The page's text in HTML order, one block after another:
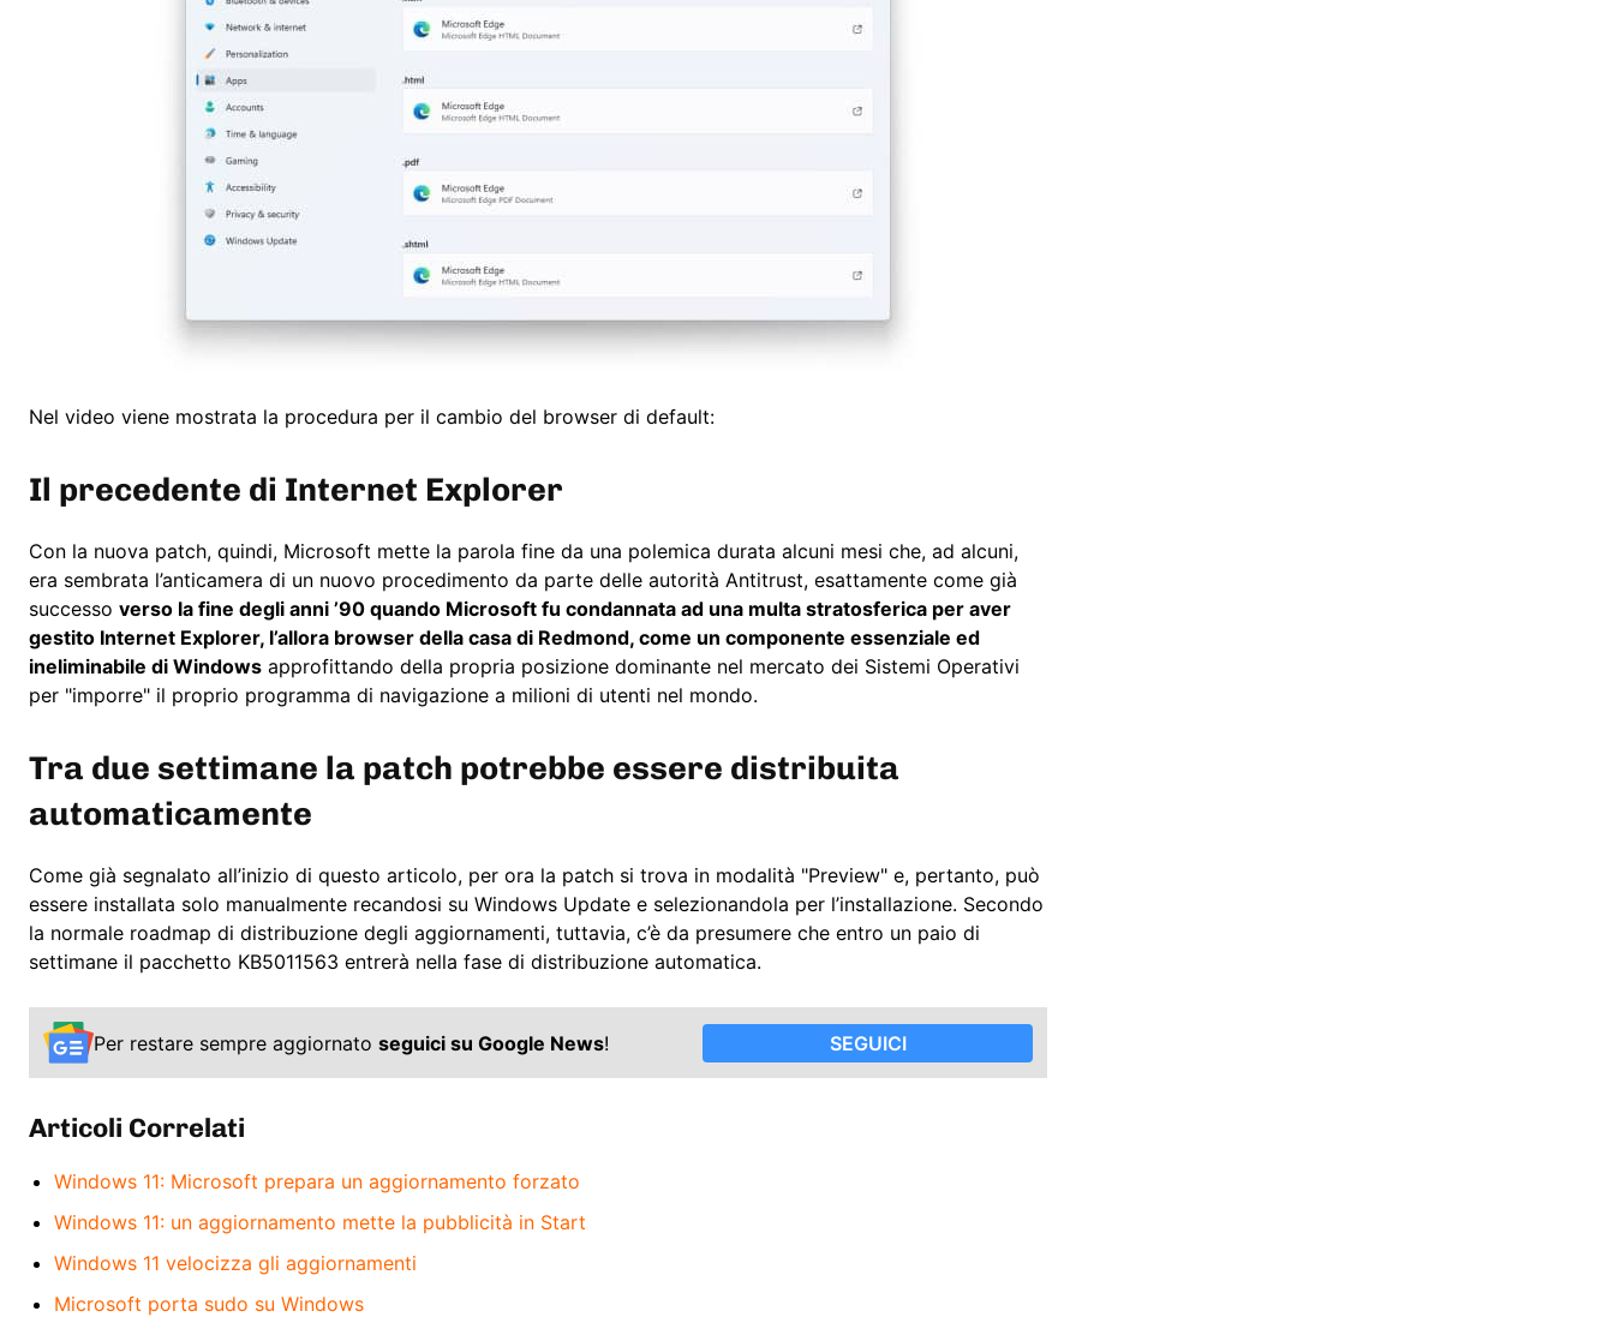
Nel video viene mostrata la procedura per il cambio del browser di default:
Il precedente di Internet Explorer
Con la nuova patch, quindi, Microsoft mette la parola fine da una polemica durata alcuni mesi che, ad alcuni,
era sembrata l’anticamera di un nuovo procedimento da parte delle autorità Antitrust, esattamente come già
successo verso la fine degli anni ’90 quando Microsoft fu condannata ad una multa stratosferica per aver
gestito Internet Explorer, l’allora browser della casa di Redmond, come un componente essenziale ed
ineliminabile di Windows approfittando della propria posizione dominante nel mercato dei Sistemi Operativi
per "imporre" il proprio programma di navigazione a milioni di utenti nel mondo.
Tra due settimane la patch potrebbe essere distribuita
automaticamente
Come già segnalato all’inizio di questo articolo, per ora la patch si trova in modalità "Preview" e, pertanto, può
essere installata solo manualmente recandosi su Windows Update e selezionandola per l’installazione. Secondo
la normale roadmap di distribuzione degli aggiornamenti, tuttavia, c’è da presumere che entro un paio di
settimane il pacchetto KB5011563 entrerà nella fase di distribuzione automatica.
Per restare sempre aggiornato seguici su Google News! SEGUICI
Articoli Correlati
Windows 11: Microsoft prepara un aggiornamento forzato
Windows 11: un aggiornamento mette la pubblicità in Start
Windows 11 velocizza gli aggiornamenti
Microsoft porta sudo su Windows